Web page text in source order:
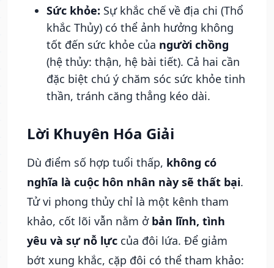
Sức khỏe: Sự khắc chế về địa chi (Thổ
khắc Thủy) có thể ảnh hưởng không
tốt đến sức khỏe của người chồng
(hệ thủy: thận, hệ bài tiết). Cả hai cần
đặc biệt chú ý chăm sóc sức khỏe tinh
thần, tránh căng thẳng kéo dài.
Lời Khuyên Hóa Giải
Dù điểm số hợp tuổi thấp, không có
nghĩa là cuộc hôn nhân này sẽ thất bại.
Tử vi phong thủy chỉ là một kênh tham
khảo, cốt lõi vẫn nằm ở bản lĩnh, tình
yêu và sự nỗ lực của đôi lứa. Để giảm
bớt xung khắc, cặp đôi có thể tham khảo: